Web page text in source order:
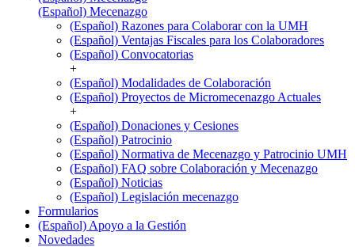
(Español) Mecenazgo
(Español) Razones para Colaborar con la UMH
(Español) Ventajas Fiscales para los Colaboradores
(Español) Convocatorias
+
(Español) Modalidades de Colaboración
(Español) Proyectos de Micromecenazgo Actuales
+
(Español) Donaciones y Cesiones
(Español) Patrocinio
(Español) Normativa de Mecenazgo y Patrocinio UMH
(Español) FAQ sobre Colaboración y Mecenazgo
(Español) Noticias
(Español) Legislación mecenazgo
Formularios
(Español) Apoyo a la Gestión
Novedades